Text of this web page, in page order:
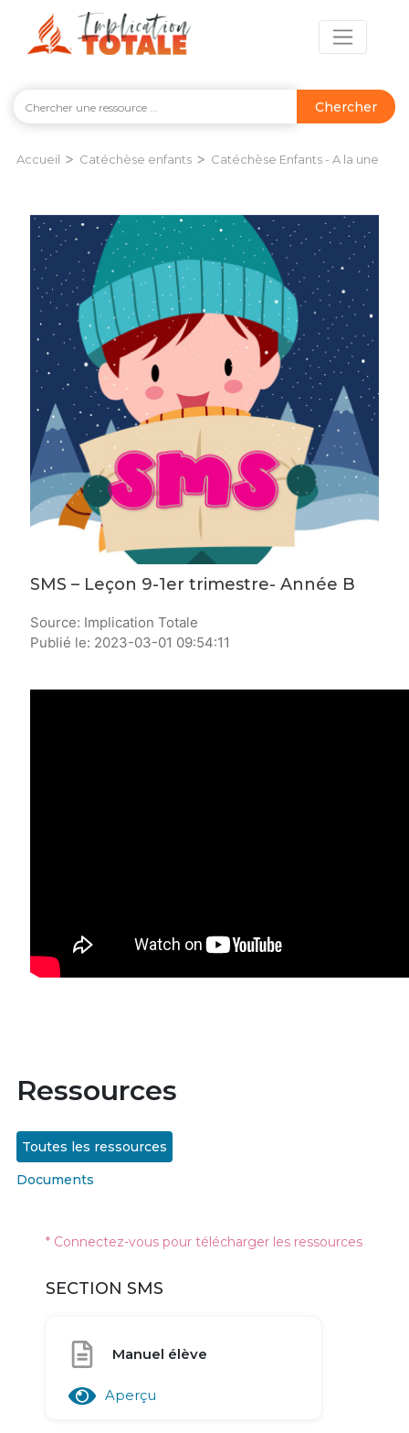
Chercher
Accueil > Catéchèse enfants > Catéchèse Enfants - A la une
SMS – Leçon 9-1er trimestre- Année B
Source: Implication Totale
Publié le: 2023-03-01 09:54:11
Ressources
Toutes les ressources
Documents
* Connectez-vous pour télécharger les ressources
SECTION SMS
Manuel élève
Aperçu